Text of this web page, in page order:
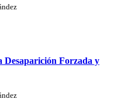
Desaparición Forzada y